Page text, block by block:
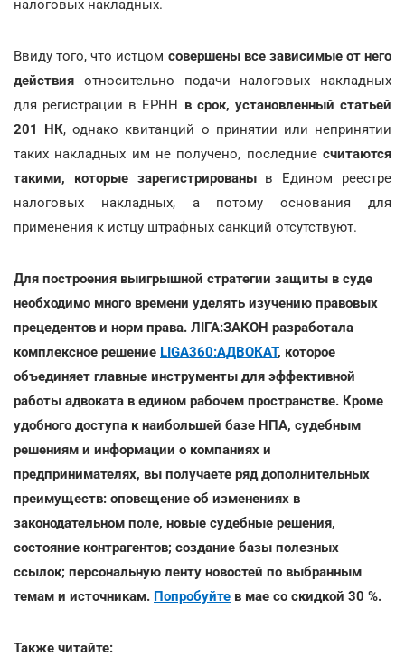
налоговых накладных.
Ввиду того, что истцом совершены все зависимые от него
действия относительно подачи налоговых накладных
для регистрации в ЕРНН в срок, установленный статьей
201 НК, однако квитанций о принятии или непринятии
таких накладных им не получено, последние считаются
такими, которые зарегистрированы в Едином реестре
налоговых накладных, а потому основания для
применения к истцу штрафных санкций отсутствуют.
Для построения выигрышной стратегии защиты в суде
необходимо много времени уделять изучению правовых
прецедентов и норм права. ЛІГА:ЗАКОН разработала
комплексное решение LIGA360:АДВОКАТ, которое
объединяет главные инструменты для эффективной
работы адвоката в едином рабочем пространстве. Кроме
удобного доступа к наибольшей базе НПА, судебным
решениям и информации о компаниях и
предпринимателях, вы получаете ряд дополнительных
преимуществ: оповещение об изменениях в
законодательном поле, новые судебные решения,
состояние контрагентов; создание базы полезных
ссылок; персональную ленту новостей по выбранным
темам и источникам. Попробуйте в мае со скидкой 30 %.
Также читайте: